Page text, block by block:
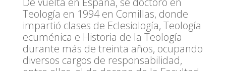
Teología en 1994 en Comillas, donde
impartió clases de Eclesiología, Teología
ecuménica e Historia de la Teología
durante más de treinta años, ocupando
diversos cargos de responsabilidad,